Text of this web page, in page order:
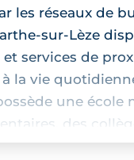
les réseaux de
sur-Lèze
services de
à la vie
une école
des
les familles.